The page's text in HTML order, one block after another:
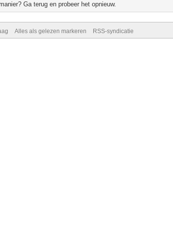
Ga terug en probeer het opnieuw.
Alles als gelezen markeren RSS-syndicatie